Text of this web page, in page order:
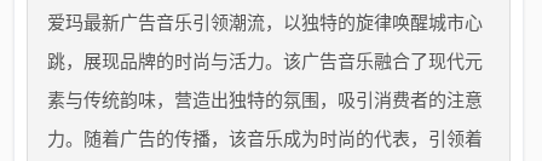
爱玛最新广告音乐引领潮流，以独特的旋律唤醒城市心
跳，展现品牌的时尚与活力。该广告音乐融合了现代元
素与传统韵味，营造出独特的氛围，吸引消费者的注意
力。随着广告的传播，该音乐成为时尚的代表，引领着